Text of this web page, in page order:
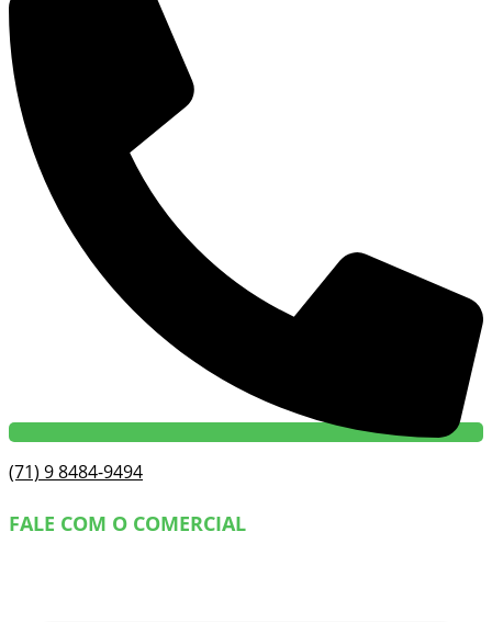
(71) 9 8484-9494
FALE COM O COMERCIAL